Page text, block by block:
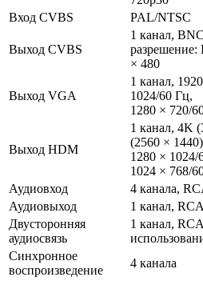
Вход CVBS
PAL/NTSC
Выход CVBS
1 канал,
разрешение:
× 480
Выход VGA
1 канал,
1024/60 Гц,
1280 × 720/
Выход HDM
1 канал, 4K
(2560 ×
1280 × 1024/
1024 × 768/
Аудиовход
4 канала,
Аудиовыход
1 канал,
Двусторонняя
аудиосвязь
1 канал,
Синхронное
воспроизведение
4 канала